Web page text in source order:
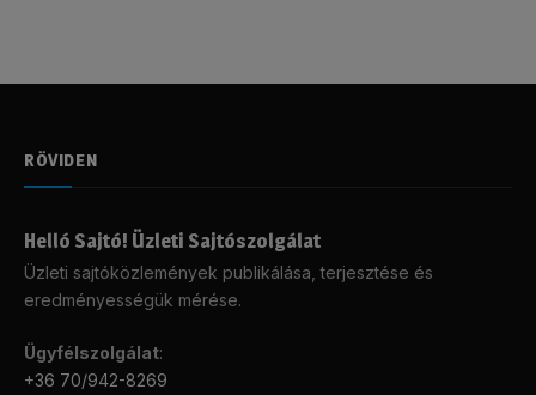
RÖVIDEN
Helló Sajtó! Üzleti Sajtószolgálat
Üzleti sajtóközlemények publikálása, terjesztése és
eredményességük mérése.
Ügyfélszolgálat:
+36 70/942-8269